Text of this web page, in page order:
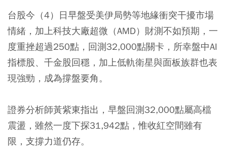
台股今（4）日早盤受美伊局勢等地緣衝突干擾市場
情緒，加上科技大廠超微（AMD）財測不如預期，一
度重挫超過250點，回測32,000點關卡，所幸盤中AI
指標股、千金股回穩，加上低軌衛星與面板族群也表
現強勁，成為撐盤要角。
證券分析師黃紫東指出，早盤回測32,000點屬高檔
震盪，雖然一度下探31,942點，惟收紅空間雖有
限，支撐力道仍存。